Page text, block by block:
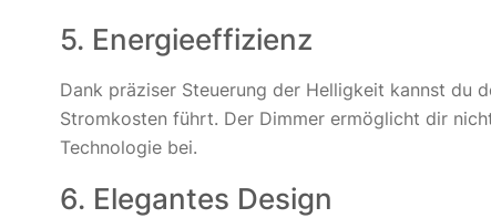
5. Energieeffizienz
Dank präziser Steuerung der Helligkeit kannst du
Stromkosten führt. Der Dimmer ermöglicht dir
Technologie bei.
6. Elegantes Design